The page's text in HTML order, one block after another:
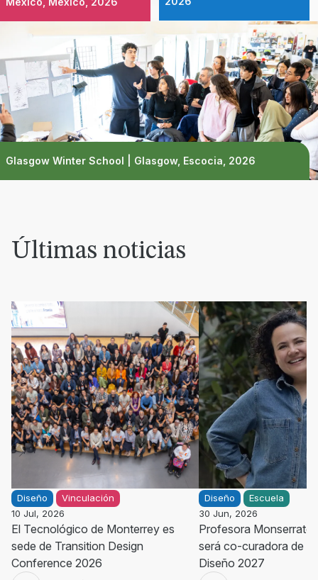
Glasgow Winter School | Glasgow, Escocia, 2026
Últimas noticias
Diseño
Vinculación
10 Jul, 2026
El Tecnológico de Monterrey es
sede de Transition Design
Conference 2026
Diseño
Escuela
30 Jun, 2026
Profesora Monserrate
será co-curadora de
Diseño 2027